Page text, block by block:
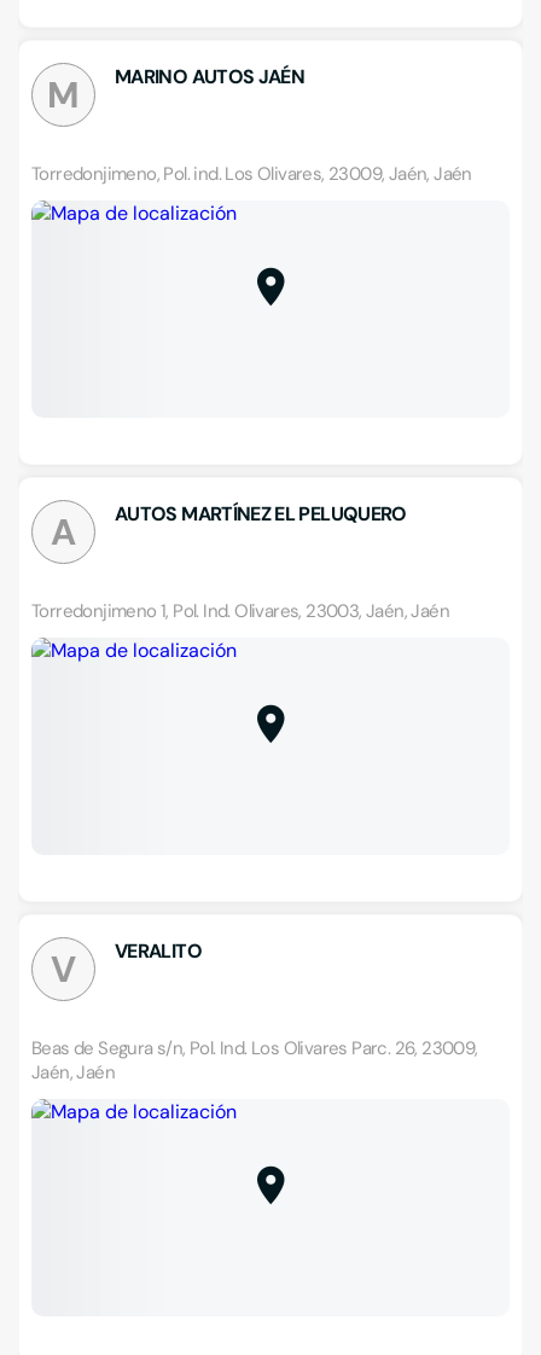
M MARINO AUTOS JAÉN
Torredonjimeno, Pol. ind. Los Olivares, 23009, Jaén, Jaén
A AUTOS MARTÍNEZ EL PELUQUERO
Torredonjimeno 1, Pol. Ind. Olivares, 23003, Jaén, Jaén
V VERALITO
Beas de Segura s/n, Pol. Ind. Los Olivares Parc. 26, 23009,
Jaén, Jaén